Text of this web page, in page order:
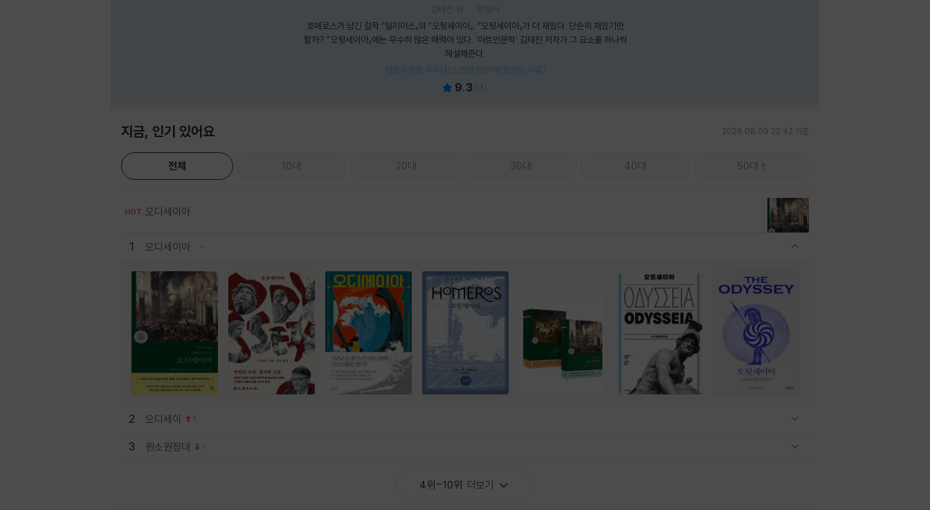
김태진 저
민음사
호메로스가 남긴 걸작 『일리아스』와 『오뒷세이아』. 『오뒷세이아』가 더 재밌다. 단순히 재밌기만
할까? 『오뒷세이아』에는 무수히 많은 매력이 있다. '아트인문학' 김태진 저자가 그 요소를 하나씩
해설해준다.
제로퍼제로 독서대/스트랩 에코백(포인트 차감)
9.3 ( 3)
지금, 인기 있어요 2026.08.09 22:42 기준
전체 10대 20대 30대 40대 50대
HOT 오디세이아
1 오디세이아
2 오디세이 1
3 원소원정대 1
4위~10위 더보기